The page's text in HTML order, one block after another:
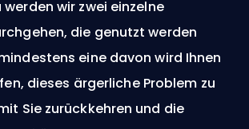
werden wir zwei einzelne
die genutzt werden
eine davon wird Ihnen
dieses ärgerliche Problem zu
Sie zurückkehren und die